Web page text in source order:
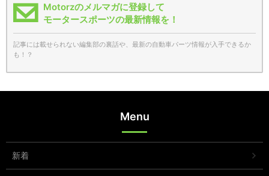
Motorzのメルマガに登録して
モータースポーツの最新情報を！
記事には載せられない編集部の裏話や、最新の自動車パーツ情報が入手できるか
も！？
Menu
新着